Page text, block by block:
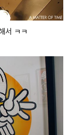
서 ㅋㅋ